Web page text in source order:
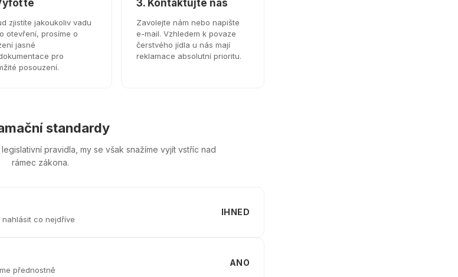
zjistíte jakoukoliv vadu
otevření, prosíme o
jasné
pro
posouzení.
3. Kontaktujte nás
Zavolejte nám nebo napište
e-mail. Vzhledem k povaze
čerstvého jídla u nás mají
reklamace absolutní prioritu.
standardy
pravidla, my se však snažíme vyjít vstříc nad
rámec zákona.
co nejdříve
IHNED
přednostně
ANO